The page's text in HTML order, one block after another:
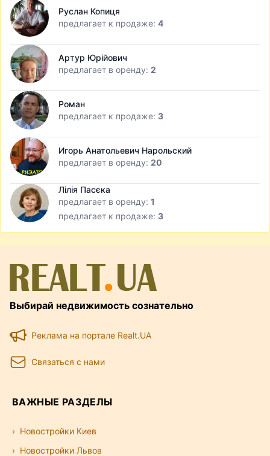
Руслан Копиця
предлагает к продаже: 4
Артур Юрійович
предлагает в оренду: 2
Роман
предлагает к продаже: 3
Игорь Анатольевич Нарольский
предлагает в оренду: 20
Лілія Пасєка
предлагает в оренду: 1
предлагает к продаже: 3
Выбирай недвижимость сознательно
Реклама на портале Realt.UA
Связаться с нами
ВАЖНЫЕ РАЗДЕЛЫ
Новостройки Киев
Новостройки Львов